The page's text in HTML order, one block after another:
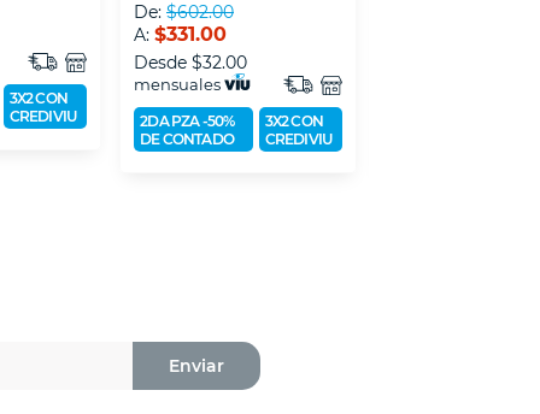
3X2 CON
CREDIVIU
De: $602.00
A: $331.00
Desde $32.00
mensuales
2DA PZA -50%
DE CONTADO
3X2 CON
CREDIVIU
Enviar